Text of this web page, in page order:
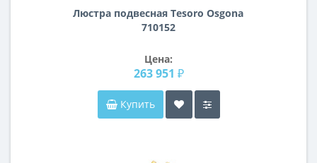
Люстра подвесная Tesoro Osgona
710152
Цена:
263 951 ₽
Купить